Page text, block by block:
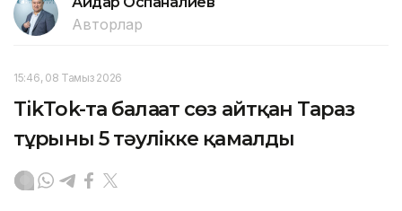
Авторлар
15:46, 08 Тамыз 2026
TikTok-та балағат сөз айтқан Тараз
тұрғыны 5 тәулікке қамалды